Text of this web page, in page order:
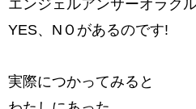
エンジェルアンサーオラク
YES、NＯがあるのです!
実際につかってみると